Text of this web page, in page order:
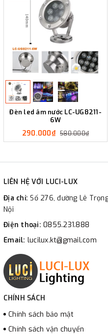
Đèn led âm nước LC-UG8211-
6W
290.000₫ 580.000₫
LIÊN HỆ VỚI LUCI-LUX
Địa chỉ:Số 276, đường Lê
Nội
Điện thoại: 0855.231.888
Email: lucilux.kt@gmail.com
CHÍNH SÁCH
Chính sách bảo mật
Chính sách vận chuyển